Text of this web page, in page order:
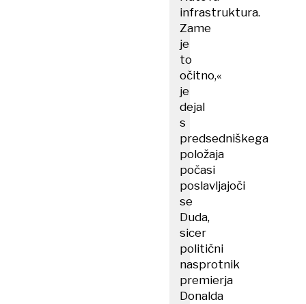
infrastruktura.
Zame
je
to
očitno,«
je
dejal
s
predsedniškega
položaja
počasi
poslavljajoči
se
Duda,
sicer
politični
nasprotnik
premierja
Donalda